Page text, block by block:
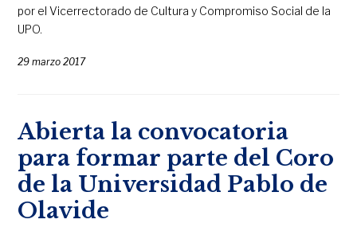
por el Vicerrectorado de Cultura y Compromiso Social de la
UPO.
29 marzo 2017
Abierta la convocatoria
para formar parte del Coro
de la Universidad Pablo de
Olavide